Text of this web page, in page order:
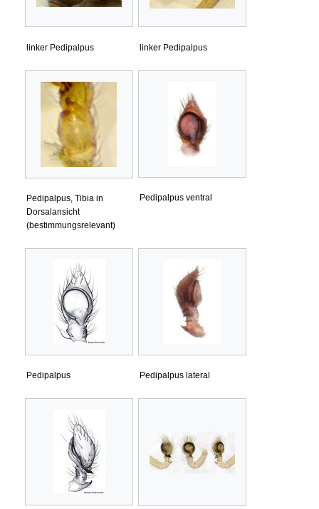
linker Pedipalpus linker Pedipalpus
Pedipalpus, Tibia in
Dorsalansicht
(bestimmungsrelevant)
Pedipalpus ventral
Pedipalpus Pedipalpus lateral